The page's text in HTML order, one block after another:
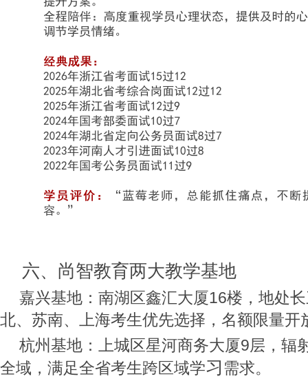
六、尚智教育两大教学基地
嘉兴基地：南湖区鑫汇大厦16楼，地处
北、苏南、上海考生优先选择，名额限量开
杭州基地：上城区星河商务大厦9层，辐
全域，满足全省考生跨区域学习需求。